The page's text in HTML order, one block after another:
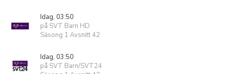
Idag, 03:50
på SVT Barn HD
Säsong 1 Avsnitt 42
Idag, 03:50
på SVT Barn/SVT24